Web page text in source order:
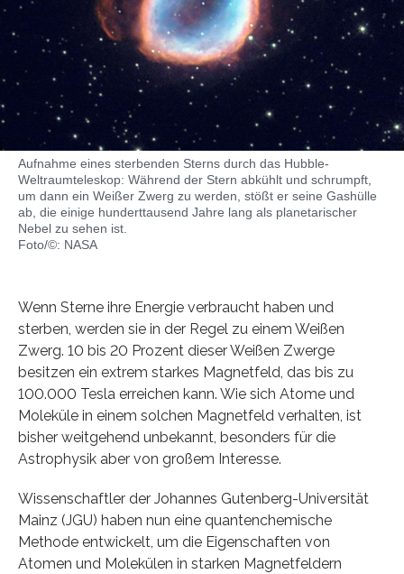
Aufnahme eines sterbenden Sterns durch das Hubble-
Weltraumteleskop: Während der Stern abkühlt und schrumpft,
um dann ein Weißer Zwerg zu werden, stößt er seine Gashülle
ab, die einige hunderttausend Jahre lang als planetarischer
Nebel zu sehen ist.
Foto/©: NASA
Wenn Sterne ihre Energie verbraucht haben und
sterben, werden sie in der Regel zu einem Weißen
Zwerg. 10 bis 20 Prozent dieser Weißen Zwerge
besitzen ein extrem starkes Magnetfeld, das bis zu
100.000 Tesla erreichen kann. Wie sich Atome und
Moleküle in einem solchen Magnetfeld verhalten, ist
bisher weitgehend unbekannt, besonders für die
Astrophysik aber von großem Interesse.
Wissenschaftler der Johannes Gutenberg-Universität
Mainz (JGU) haben nun eine quantenchemische
Methode entwickelt, um die Eigenschaften von
Atomen und Molekülen in starken Magnetfeldern